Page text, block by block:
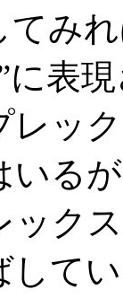
てみ
に表
レッ
いる
ック
して